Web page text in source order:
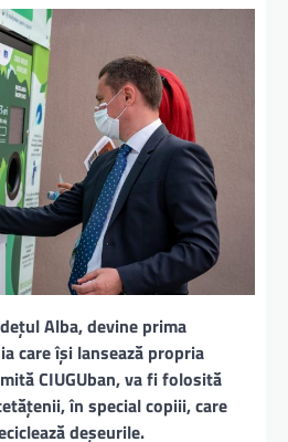
Alba, devine prima
care își lansează propria
CIUGUban, va fi folosită
în special copiii, care
deșeurile.